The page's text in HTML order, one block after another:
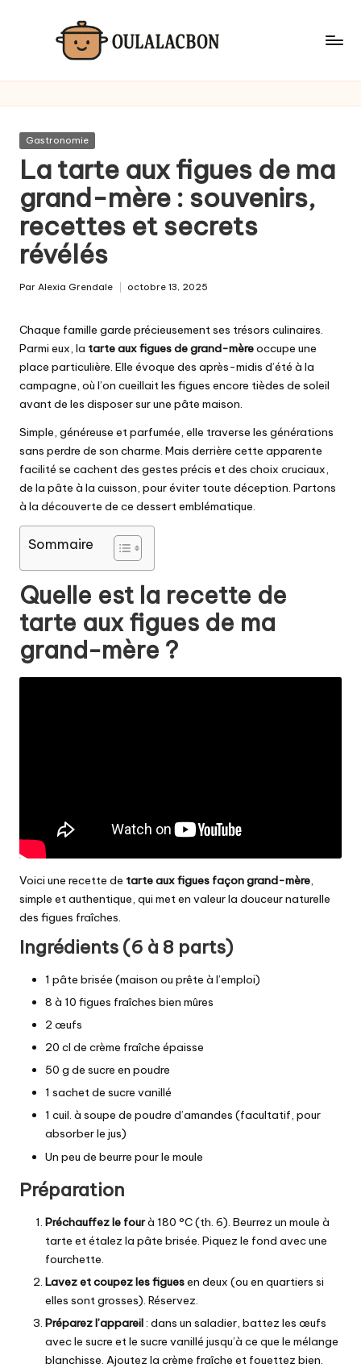
Posted
Gastronomie
La tarte aux figues de ma
grand-mère : souvenirs,
recettes et secrets
révélés
Par Alexia Grendale octobre 13, 2025
Chaque famille garde précieusement ses trésors culinaires.
Parmi eux, la tarte aux figues de grand-mèreoccupe une
place particulière. Elle évoque des après-midis d’été à la
campagne, où l’on cueillait les figues encore tièdes de soleil
avant de les disposer sur une pâte maison.
Simple, généreuse et parfumée, elle traverse les générations
sans perdre de son charme. Mais derrière cette apparente
facilité se cachent des gestes précis et des choix cruciaux,
de la pâte à la cuisson, pour éviter toute déception. Partons
à la découverte de ce dessert emblématique.
Sommaire
Quelle est la recette de
tarte aux figues de ma
grand-mère ?
Voici une recette de tarte aux figues façon grand-mère,
simple et authentique, qui met en valeur la douceur naturelle
des figues fraîches.
Ingrédients (6 à 8 parts)
1 pâte brisée (maison ou prête à l’emploi)
8 à 10 figues fraîches bien mûres
2 œufs
20 cl de crème fraîche épaisse
50 g de sucre en poudre
1 sachet de sucre vanillé
1 cuil. à soupe de poudre d’amandes (facultatif, pour
absorber le jus)
Un peu de beurre pour le moule
Préparation
Préchauffez le fourà 180 °C (th. 6). Beurrez un moule à
tarte et étalez la pâte brisée. Piquez le fond avec une
fourchette.
Lavez et coupez les figuesen deux (ou en quartiers si
elles sont grosses). Réservez.
Préparez l’appareil: dans un saladier, battez les œufs
avec le sucre et le sucre vanillé jusqu’à ce que le mélange
blanchisse. Ajoutez la crème fraîche et fouettez bien.